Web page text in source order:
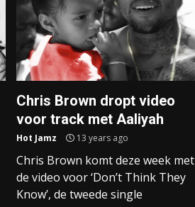
Chris Brown dropt video
voor track met Aaliyah
Hot Jamz 13 years ago
Chris Brown komt deze week met
de video voor ‘Don’t Think They
Know’, de tweede single